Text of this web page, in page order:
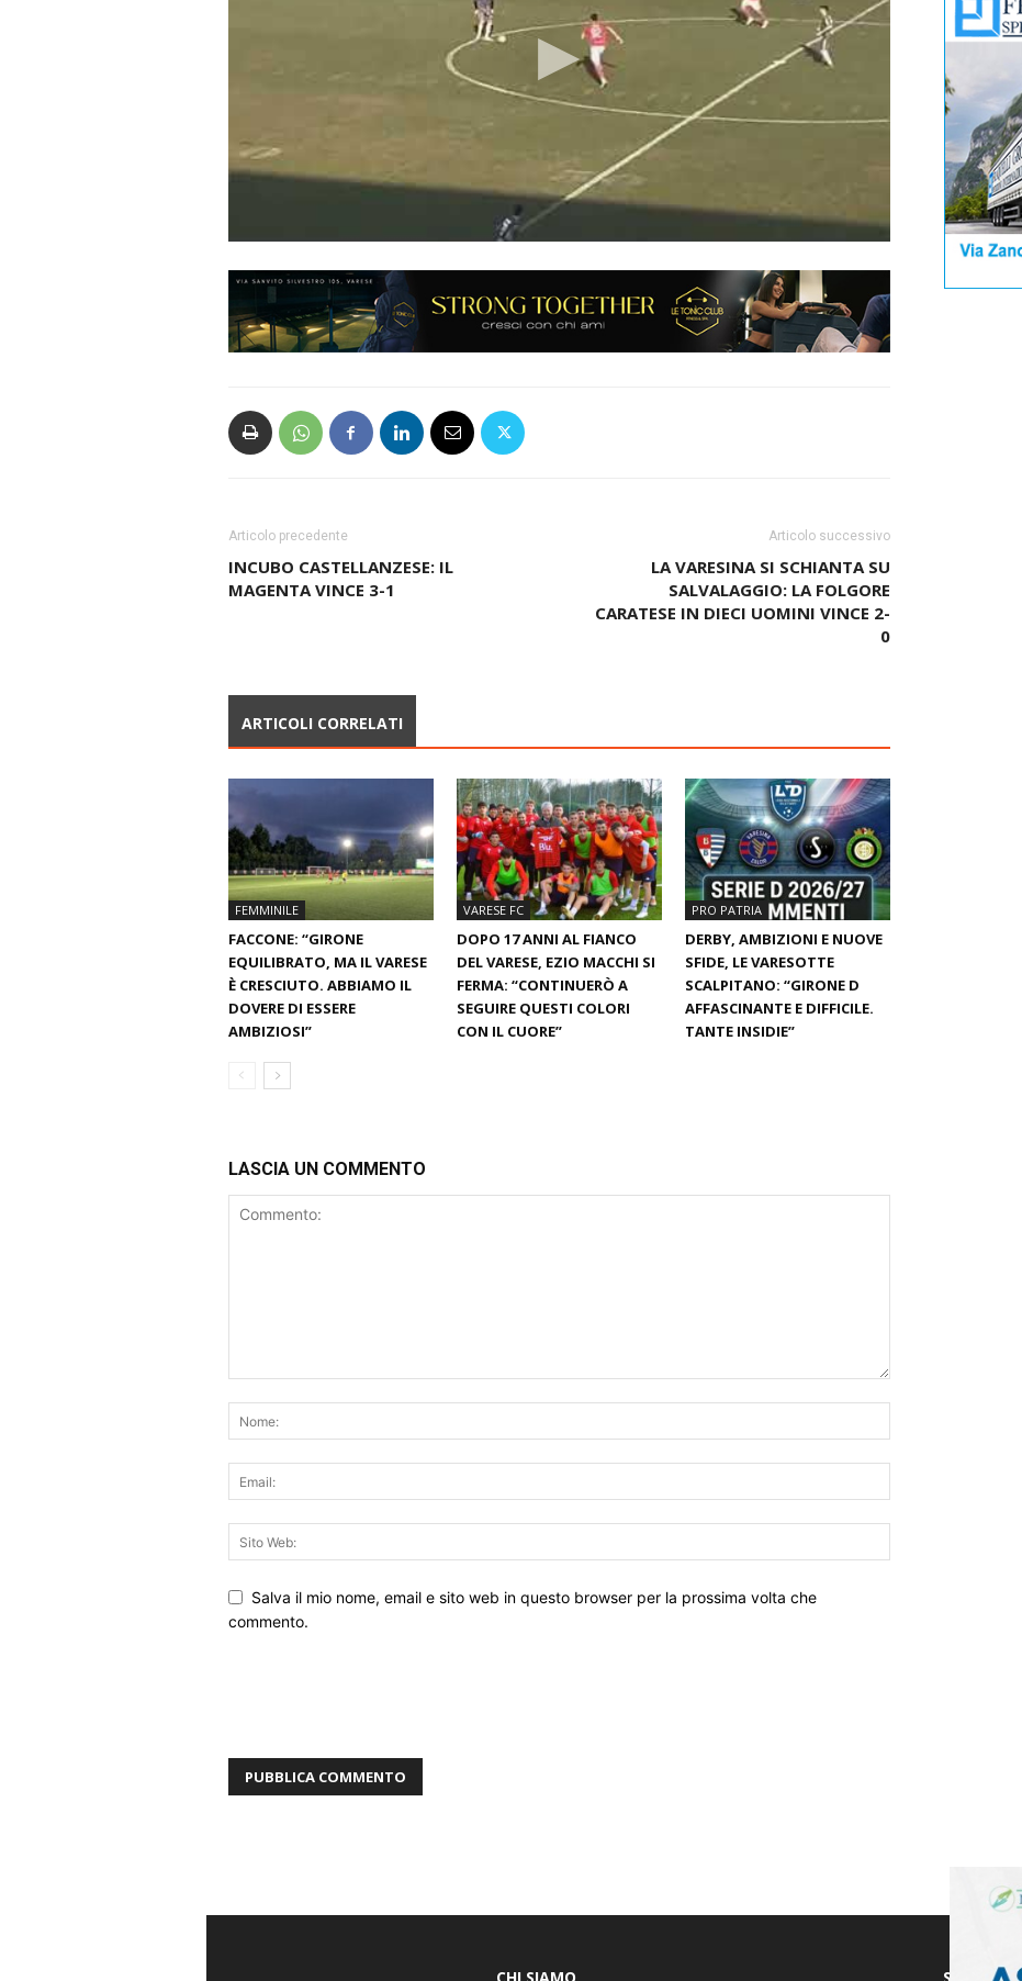
Articolo precedente
INCUBO CASTELLANZESE: IL
MAGENTA VINCE 3-1
Articolo successivo
LA VARESINA SI SCHIANTA SU
SALVALAGGIO: LA FOLGORE
CARATESE IN DIECI UOMINI VINCE 2-
0
ARTICOLI CORRELATI
FEMMINILE
FACCONE: “GIRONE
EQUILIBRATO, MA IL VARESE
È CRESCIUTO. ABBIAMO IL
DOVERE DI ESSERE
AMBIZIOSI”
VARESE FC
DOPO 17 ANNI AL FIANCO
DEL VARESE, EZIO MACCHI SI
FERMA: “CONTINUERÒ A
SEGUIRE QUESTI COLORI
CON IL CUORE”
PRO PATRIA
DERBY, AMBIZIONI E NUOVE
SFIDE, LE VARESOTTE
SCALPITANO: “GIRONE D
AFFASCINANTE E DIFFICILE.
TANTE INSIDIE”
LASCIA UN COMMENTO
Salva il mio nome, email e sito web in questo browser per la prossima volta che
commento.